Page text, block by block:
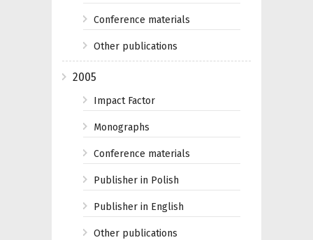
Conference materials
Other publications
2005
Impact Factor
Monographs
Conference materials
Publisher in Polish
Publisher in English
Other publications